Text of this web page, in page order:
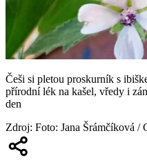
Češi si pletou proskurník s
přírodní lék na kašel, vředy i
den
Zdroj: Foto: Jana Šrámčíková /